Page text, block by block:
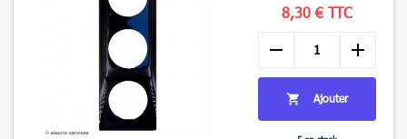
8,30 € TTC
remove add
 Ajouter